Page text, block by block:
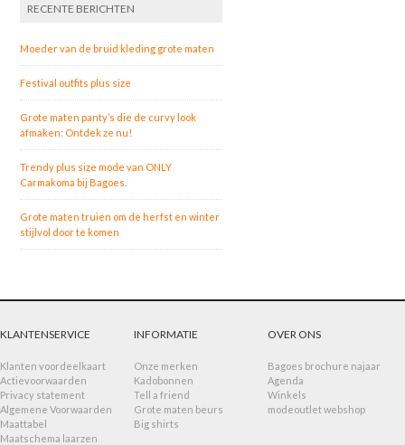
RECENTE BERICHTEN
Moeder van de bruid kleding grote maten
Festival outfits plus size
Grote maten panty’s die de curvy look
afmaken: Ontdek ze nu!
Trendy plus size mode van ONLY
Carmakoma bij Bagoes.
Grote maten truien om de herfst en winter
stijlvol door te komen
KLANTENSERVICE
Klanten voordeelkaart
Actievoorwaarden
Privacy statement
Algemene Voorwaarden
Maattabel
Maatschema laarzen
INFORMATIE
Onze merken
Kadobonnen
Tell a friend
Grote maten beurs
Big shirts
OVER ONS
Bagoes brochure najaar
Agenda
Winkels
modeoutlet webshop